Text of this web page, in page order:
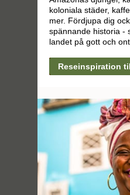
koloniala städer,
mer. Fördjupa dig
spännande historia -
landet på gott och ont.
Reseinspiration